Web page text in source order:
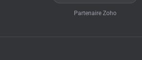
Partenaire Zoho